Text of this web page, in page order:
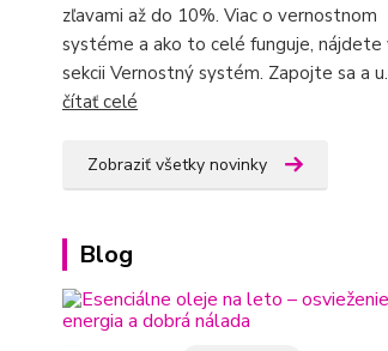
zľavami až do 10%. Viac o vernostnom
systéme a ako to celé funguje, nájdete
sekcii Vernostný systém. Zapojte sa a
čítať celé
Zobraziť všetky novinky
Blog